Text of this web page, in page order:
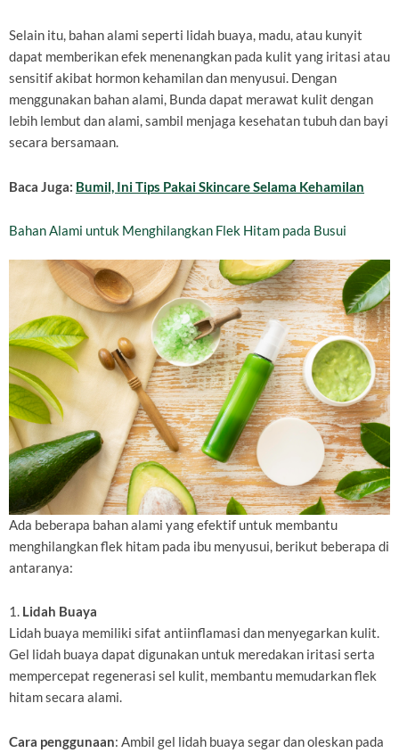
Selain itu, bahan alami seperti lidah buaya, madu, atau kunyit
dapat memberikan efek menenangkan pada kulit yang iritasi atau
sensitif akibat hormon kehamilan dan menyusui. Dengan
menggunakan bahan alami, Bunda dapat merawat kulit dengan
lebih lembut dan alami, sambil menjaga kesehatan tubuh dan bayi
secara bersamaan.
Baca Juga: Bumil, Ini Tips Pakai Skincare Selama Kehamilan
Bahan Alami untuk Menghilangkan Flek Hitam pada Busui
Ada beberapa bahan alami yang efektif untuk membantu
menghilangkan flek hitam pada ibu menyusui, berikut beberapa di
antaranya:
1. Lidah Buaya
Lidah buaya memiliki sifat antiinflamasi dan menyegarkan kulit.
Gel lidah buaya dapat digunakan untuk meredakan iritasi serta
mempercepat regenerasi sel kulit, membantu memudarkan flek
hitam secara alami.
Cara penggunaan: Ambil gel lidah buaya segar dan oleskan pada